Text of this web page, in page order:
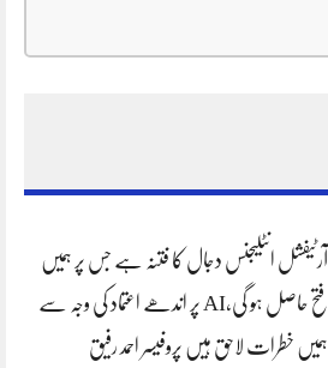
آرٹیفشل انٹلیجنس دجال کا فتنہ ہے جس پر ہمیں
فتح حاصل ہو گی،AI پر اندھے اعتماد کی وجہ سے
ہمیں خطرات لاحق ہیں پروفیسر احمد رفیق